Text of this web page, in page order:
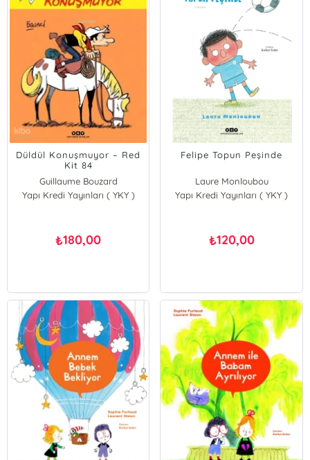
Düldül Konuşmuyor – Red
Kit 84
Guillaume Bouzard
Yapı Kredi Yayınları ( YKY )
₺180,00
Felipe Topun Peşinde
Laure Monloubou
Yapı Kredi Yayınları ( YKY )
₺120,00